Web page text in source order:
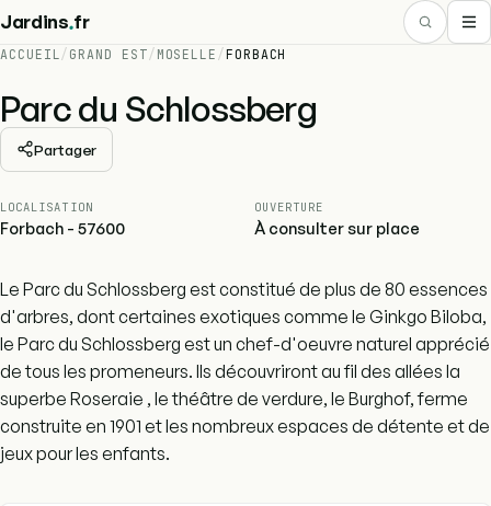
Jardins.fr
ACCUEIL/ GRAND EST/ MOSELLE / FORBACH
Parc du Schlossberg
Partager
LOCALISATION
Forbach - 57600
OUVERTURE
À consulter sur place
Le Parc du Schlossberg est constitué de plus de 80 essences
d'arbres, dont certaines exotiques comme le Ginkgo Biloba,
le Parc du Schlossberg est un chef-d'oeuvre naturel apprécié
de tous les promeneurs. Ils découvriront au fil des allées la
superbe Roseraie , le théâtre de verdure, le Burghof, ferme
construite en 1901 et les nombreux espaces de détente et de
jeux pour les enfants.